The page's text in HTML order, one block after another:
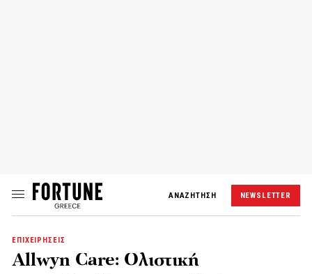
ΑΝΑΖΗΤΗΣΗ NEWSLETTER
ΕΠΙΧΕΙΡΗΣΕΙΣ
Allwyn Care: Ολιστική